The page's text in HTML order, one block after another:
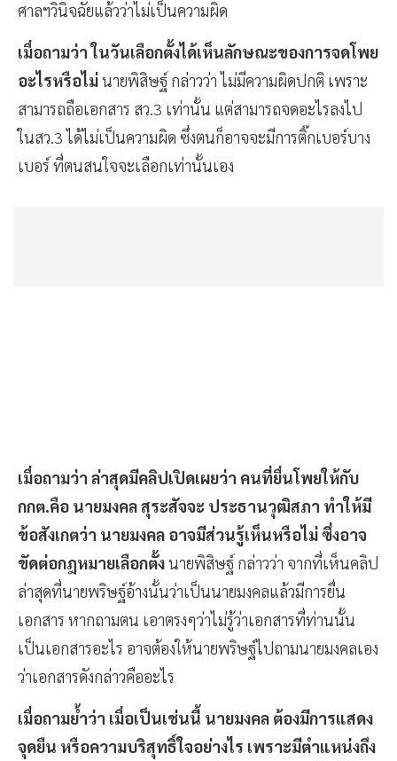
เข้าใจผิดคิดว่าโพยผิดกฎหมาย แต่ความจริงแล้วโพยต่างๆ
ศาลฯวินิจฉัยแล้วว่าไม่เป็นความผิด
เมื่อถามว่า ในวันเลือกตั้งได้เห็นลักษณะของการจดโพย
อะไรหรือไม่นายพิสิษฐ์ กล่าวว่า ไม่มีความผิดปกติ เพราะ
สามารถถือเอกสาร สว.3 เท่านั้น แต่สามารถจดอะไรลงไป
ในสว.3 ได้ไม่เป็นความผิด ซึ่งตนก็อาจจะมีการติ๊กเบอร์บาง
เมื่อถามว่า ล่าสุดมีคลิปเปิดเผยว่า คนที่ยื่นโพยให้กับ
กกต.คือ นายมงคล สุระสัจจะ ประธานวุฒิสภา ทำให้มี
ข้อสังเกตว่า นายมงคล อาจมีส่วนรู้เห็นหรือไม่ ซึ่งอาจ
ขัดต่อกฎหมายเลือกตั้งนายพิสิษฐ์ กล่าวว่า จากที่เห็นคลิป
ล่าสุดที่นายพริษฐ์อ้างนั้นว่าเป็นนายมงคลแล้วมีการยื่น
เอกสาร หากถามตน เอาตรงๆว่าไม่รู้ว่าเอกสารที่ท่านนั้น
เป็นเอกสารอะไร อาจต้องให้นายพริษฐ์ไปถามนายมงคลเอง
ว่าเอกสารดังกล่าวคืออะไร
เมื่อถามย้ำว่า เมื่อเป็นเช่นนี้ นายมงคล ต้องมีการแสดง